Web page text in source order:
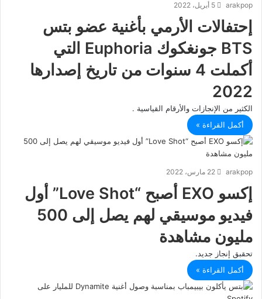
arakpop 5 أبريل، 2022
إحتفالات الأرمي بأغنية عضو بتس
BTS جونغكوك Euphoria التي
أكملت 4 سنوات من تاريخ إصدارها
2022
الكثير من الإنجازات والأرقام القياسية .
أكمل القراءة »
arakpop 22 مارس، 2022
إكسو EXO أصبح “Love Shot” أول
فيديو موسيقي لهم يصل إلى 500
مليون مشاهدة
تحقبق إنجاز جديد.
أكمل القراءة »